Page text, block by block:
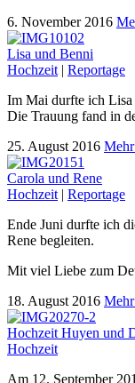
6. November 2016
Lisa und Benni
Hochzeit | Reportage
Im Mai durfte ich Lisa
Die Trauung fand in
25. August 2016 Mehr
Carola und Rene
Hochzeit | Reportage
Ende Juni durfte ich
Rene begleiten.
Mit viel Liebe zum
18. August 2016 Mehr
Hochzeit Huyen und
Hochzeit
Am 12. September